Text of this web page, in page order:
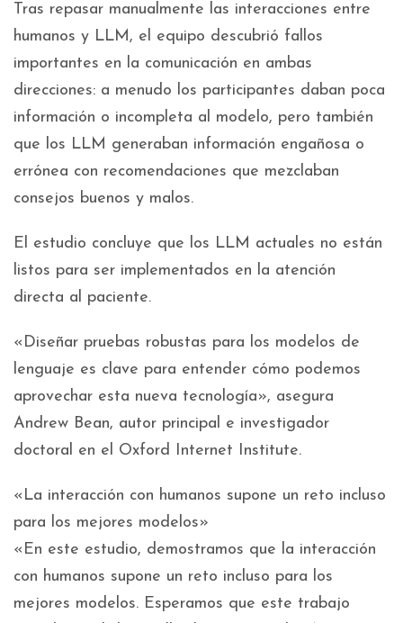
Tras repasar manualmente las interacciones entre
humanos y LLM, el equipo descubrió fallos
importantes en la comunicación en ambas
direcciones: a menudo los participantes daban poca
información o incompleta al modelo, pero también
que los LLM generaban información engañosa o
errónea con recomendaciones que mezclaban
consejos buenos y malos.
El estudio concluye que los LLM actuales no están
listos para ser implementados en la atención
directa al paciente.
«Diseñar pruebas robustas para los modelos de
lenguaje es clave para entender cómo podemos
aprovechar esta nueva tecnología», asegura
Andrew Bean, autor principal e investigador
doctoral en el Oxford Internet Institute.
«La interacción con humanos supone un reto incluso
para los mejores modelos»
«En este estudio, demostramos que la interacción
con humanos supone un reto incluso para los
mejores modelos. Esperamos que este trabajo